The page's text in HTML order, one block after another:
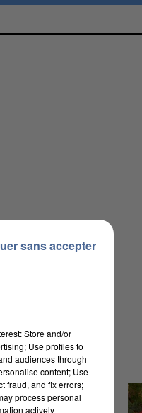
18h35
18h35
Store and/or
Use profiles to
audiences through
content; Use
fraud, and fix errors;
process personal
actively
sans accepter